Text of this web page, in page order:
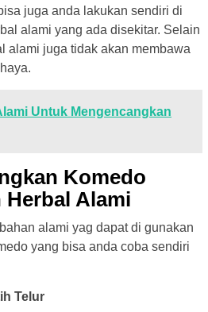
juga anda lakukan sendiri di
alami yang ada disekitar. Selain
alami juga tidak akan membawa
Untuk Mengencangkan
Komedo
Herbal Alami
alami yag dapat di gunakan
yang bisa anda coba sendiri
Telur